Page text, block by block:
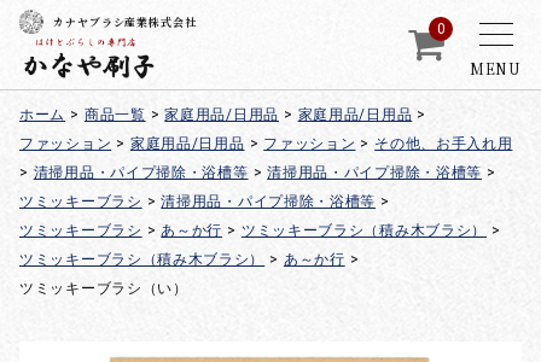
MENU
カナヤブラシ産業株式会社 0
ホーム > 商品一覧 > 家庭用品/日用品 > 家庭用品/日用品 >
ファッション > 家庭用品/日用品 > ファッション > その他、お手入れ用
> 清掃用品・パイプ掃除・浴槽等 > 清掃用品・パイプ掃除・浴槽等 >
ツミッキーブラシ > 清掃用品・パイプ掃除・浴槽等 >
ツミッキーブラシ > あ～か行 > ツミッキーブラシ（積み木ブラシ）
>
ツミッキーブラシ（積み木ブラシ）
> あ～か行 >
ツミッキーブラシ（い）